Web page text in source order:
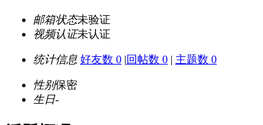
邮箱状态未验证
视频认证未认证
统计信息 好友数 0 |回帖数 0 | 主题数 0
性别保密
生日-